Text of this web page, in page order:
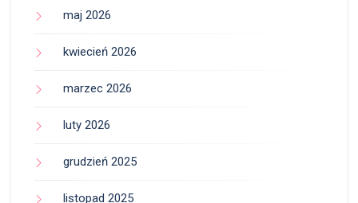
maj 2026
kwiecień 2026
marzec 2026
luty 2026
grudzień 2025
listopad 2025